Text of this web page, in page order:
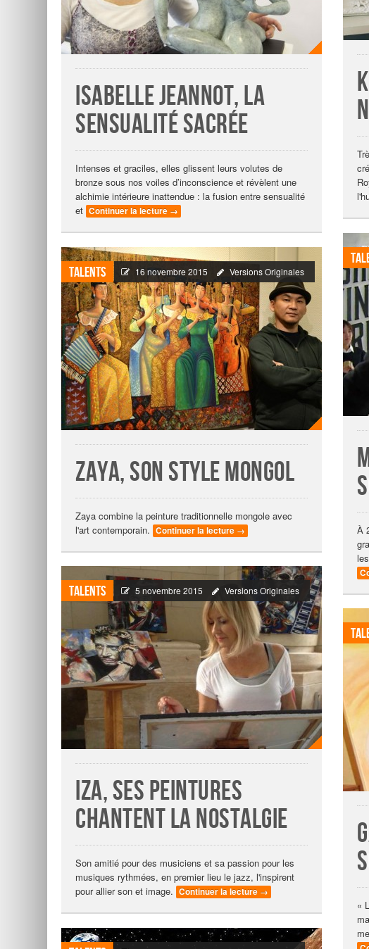
Isabelle Jeannot, la
sensualité sacrée
Intenses et graciles, elles glissent leurs volutes de
bronze sous nos voiles d’inconscience et révèlent une
alchimie intérieure inattendue : la fusion entre sensualité
et Continuer la lecture →
À
Talents 16 novembre 2015 Versions Originales
Zaya, son style mongol
Zaya combine la peinture traditionnelle mongole avec
l'art contemporain. Continuer la lecture →
Talents 5 novembre 2015 Versions Originales
Iza, ses peintures
chantent la nostalgie
Son amitié pour des musiciens et sa passion pour les
musiques rythmées, en premier lieu le jazz, l'inspirent
pour allier son et image. Continuer la lecture →
«